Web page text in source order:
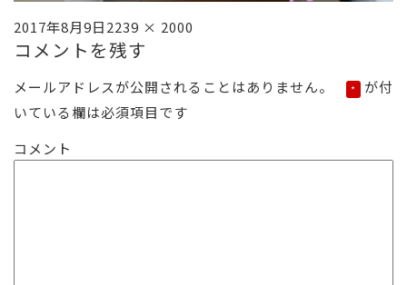
投
稿
2017年8月9日フ
ル
イ
ズ
2239 × 2000
コメントを残す
メールアドレスが公開されることはありません。 *
が付
いている欄は必須項目です
コメント